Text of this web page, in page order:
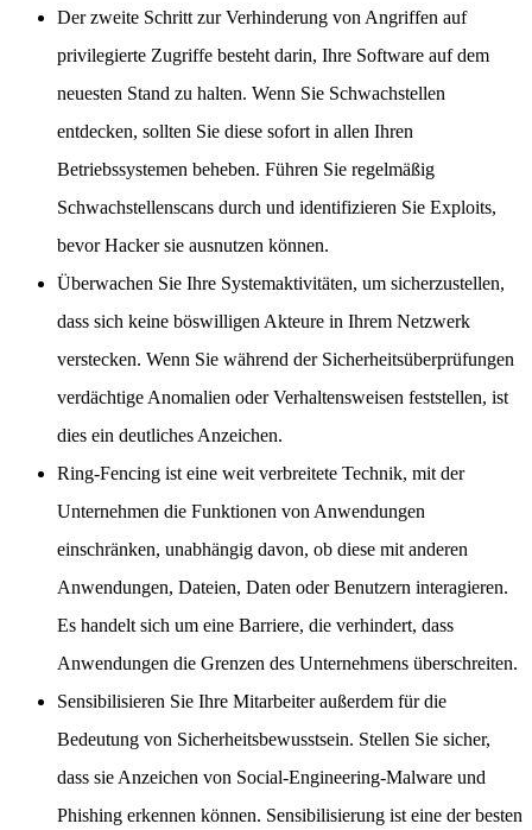
Der zweite Schritt zur Verhinderung von Angriffen auf
privilegierte Zugriffe besteht darin, Ihre Software auf dem
neuesten Stand zu halten. Wenn Sie Schwachstellen
entdecken, sollten Sie diese sofort in allen Ihren
Betriebssystemen beheben. Führen Sie regelmäßig
Schwachstellenscans durch und identifizieren Sie Exploits,
bevor Hacker sie ausnutzen können.
Überwachen Sie Ihre Systemaktivitäten, um sicherzustellen,
dass sich keine böswilligen Akteure in Ihrem Netzwerk
verstecken. Wenn Sie während der Sicherheitsüberprüfungen
verdächtige Anomalien oder Verhaltensweisen feststellen, ist
dies ein deutliches Anzeichen.
Ring-Fencing ist eine weit verbreitete Technik, mit der
Unternehmen die Funktionen von Anwendungen
einschränken, unabhängig davon, ob diese mit anderen
Anwendungen, Dateien, Daten oder Benutzern interagieren.
Es handelt sich um eine Barriere, die verhindert, dass
Anwendungen die Grenzen des Unternehmens überschreiten.
Sensibilisieren Sie Ihre Mitarbeiter außerdem für die
Bedeutung von Sicherheitsbewusstsein. Stellen Sie sicher,
dass sie Anzeichen von Social-Engineering-Malware und
Phishing erkennen können. Sensibilisierung ist eine der besten